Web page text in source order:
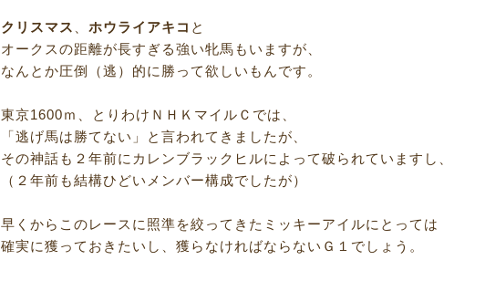
クリスマス 、ホウライアキコ と
オークスの距離が長すぎる強い牝馬もいますが、
なんとか圧倒（逃）的に勝って欲しいもんです。
東京1600ｍ、とりわけＮＨＫマイルＣでは、
「逃げ馬は勝てない」と言われてきましたが、
その神話も２年前にカレンブラックヒルによって破られていますし、
（２年前も結構ひどいメンバー構成でしたが）
早くからこのレースに照準を絞ってきたミッキーアイルにとっては
確実に獲っておきたいし、獲らなければならないＧ１でしょう。